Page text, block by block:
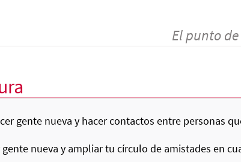
El punto
gente nueva y hacer contactos entre personas
nueva y ampliar tu círculo de amistades en